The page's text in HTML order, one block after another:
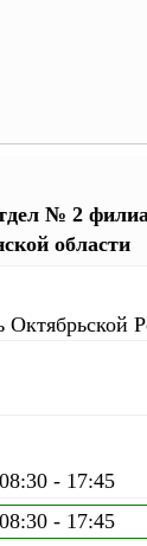
№ 2
области
08:30 - 17:45
08:30 - 17:45